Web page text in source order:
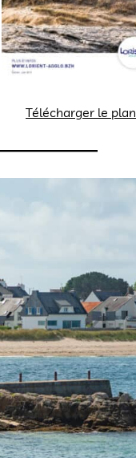
Télécharger le plan